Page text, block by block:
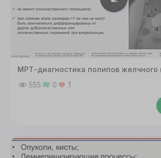
МРТ-диагностика полипов желчного
555
0 1
Настроить
Принять все